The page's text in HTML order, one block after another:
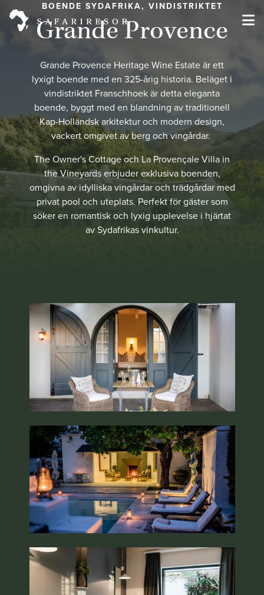
BOENDE SYDAFRIKA, VINDISTRIKTET
Grande Provence
Grande Provence Heritage Wine Estate är ett
lyxigt boende med en 325-årig historia. Beläget i
vindistriktet Franschhoek är detta eleganta
boende, byggt med en blandning av traditionell
Kap-Holländsk arkitektur och modern design,
vackert omgivet av berg och vingårdar.
The Owner's Cottage och La Provençale Villa in
the Vineyards erbjuder exklusiva boenden,
omgivna av idylliska vingårdar och trädgårdar med
privat pool och uteplats. Perfekt för gäster som
söker en romantisk och lyxig upplevelse i hjärtat
av Sydafrikas vinkultur.